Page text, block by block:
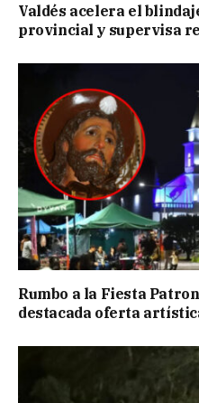
Valdés acelera el
provincial y supervisa
Rumbo a la Fiesta
destacada oferta